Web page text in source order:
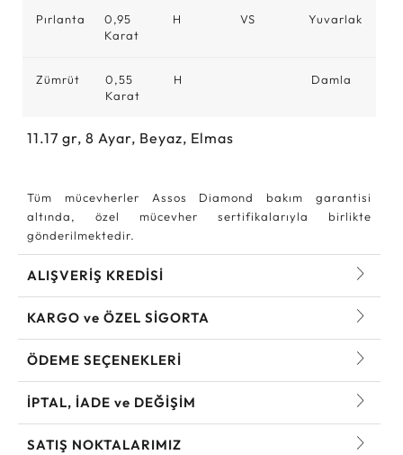
Pırlanta
0,95
Karat
H VS Yuvarlak
Zümrüt
0,55
Karat
H Damla
11.17 gr, 8 Ayar, Beyaz, Elmas
Tüm mücevherler Assos Diamond bakım garantisi
altında, özel mücevher sertifikalarıyla birlikte
gönderilmektedir.
ALIŞVERİŞ KREDİSİ
KARGO ve ÖZEL SİGORTA
ÖDEME SEÇENEKLERİ
İPTAL, İADE ve DEĞİŞİM
SATIŞ NOKTALARIMIZ